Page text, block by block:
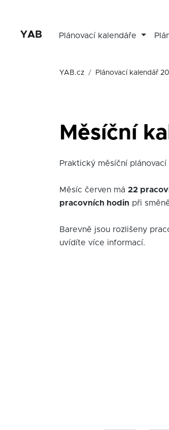
YAB Plánovací kalendáře
YAB.cz Plánovací kalendář
Měsíční
Praktický měsíční
Měsíc červen má 22
pracovních hodin při
Barevně jsou rozlišeny
uvídíte více informací.